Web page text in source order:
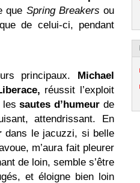
que Spring Breakers ou
de celui-ci, pendant
principaux. Michael
réussit l’exploit
les sautes d’humeur de
attendrissant. En
dans le jacuzzi, si belle
m’aura fait pleurer
de loin, semble s’être
et éloigne bien loin